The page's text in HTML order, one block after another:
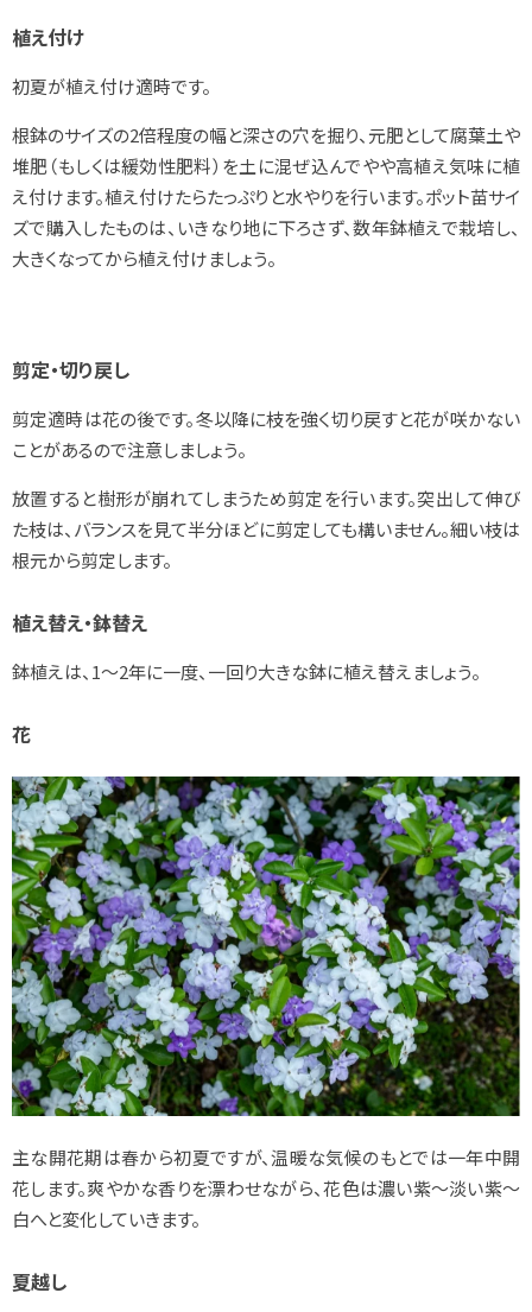
植え付け
初夏が植え付け適時です。
根鉢のサイズの2倍程度の幅と深さの穴を掘り、元肥として腐葉土や
堆肥（もしくは緩効性肥料）を土に混ぜ込んでやや高植え気味に植
え付けます。植え付けたらたっぷりと水やりを行います。ポット苗サイ
ズで購入したものは、いきなり地に下ろさず、数年鉢植えで栽培し、
大きくなってから植え付けましょう。
剪定・切り戻し
剪定適時は花の後です。冬以降に枝を強く切り戻すと花が咲かない
ことがあるので注意しましょう。
放置すると樹形が崩れてしまうため剪定を行います。突出して伸び
た枝は、バランスを見て半分ほどに剪定しても構いません。細い枝は
根元から剪定します。
植え替え・鉢替え
鉢植えは、1～2年に一度、一回り大きな鉢に植え替えましょう。
花
主な開花期は春から初夏ですが、温暖な気候のもとでは一年中開
花します。爽やかな香りを漂わせながら、花色は濃い紫～淡い紫～
白へと変化していきます。
夏越し